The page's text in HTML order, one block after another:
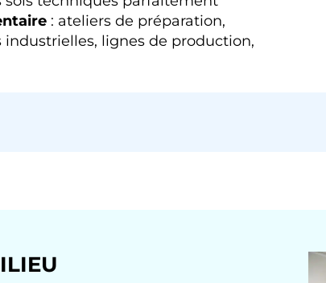
: ateliers de préparation,
lignes de production,